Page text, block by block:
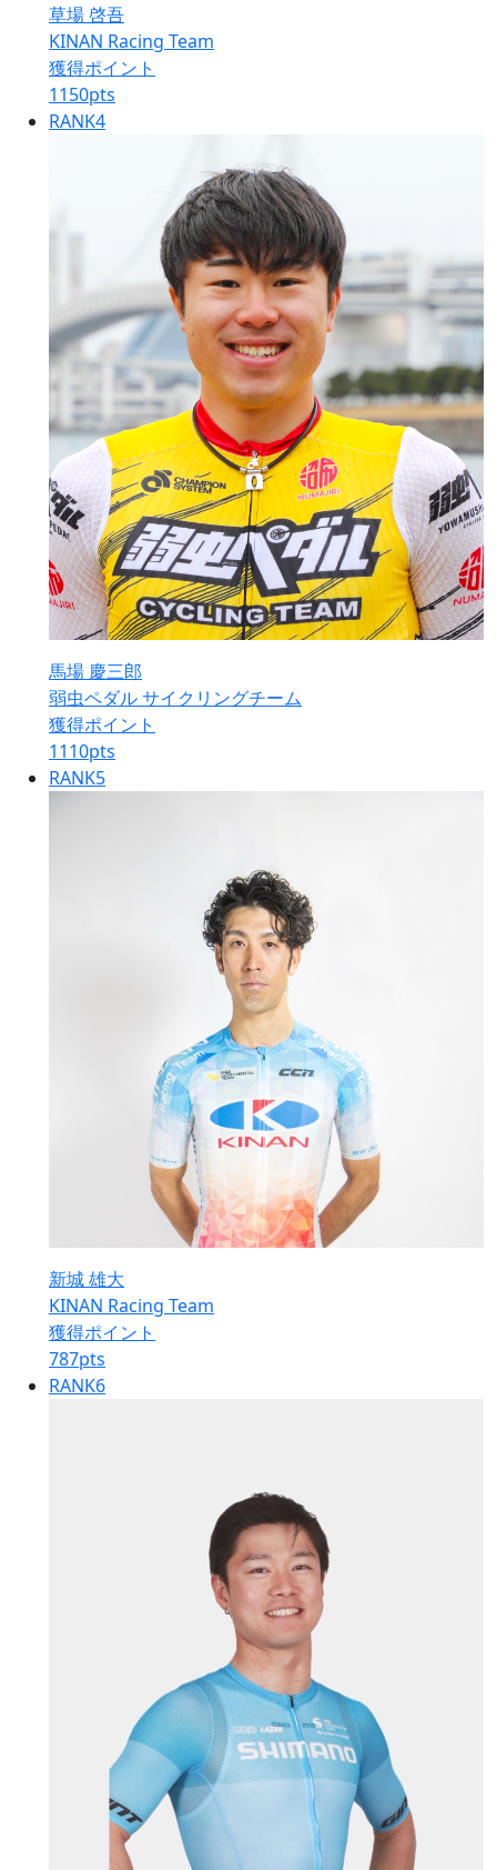
草場 啓吾
KINAN Racing Team
獲得ポイント
1150pts
RANK4
馬場 慶三郎
弱虫ペダル サイクリングチーム
獲得ポイント
1110pts
RANK5
新城 雄大
KINAN Racing Team
獲得ポイント
787pts
RANK6